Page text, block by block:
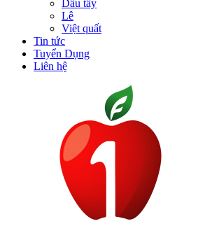
Dâu tây
Lê
Việt quất
Tin tức
Tuyển Dụng
Liên hệ